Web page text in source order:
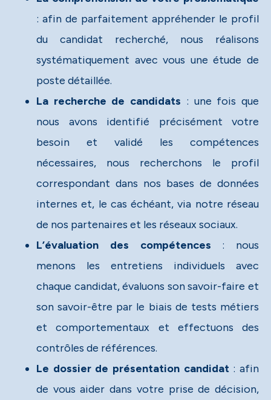
: afin de parfaitement appréhender le profil
du candidat recherché, nous réalisons
systématiquement avec vous une étude de
poste détaillée.​
La recherche de candidats : une fois que
nous avons identifié précisément votre
besoin et validé les compétences
nécessaires, nous recherchons le profil
correspondant dans nos bases de données
internes et, le cas échéant, via notre réseau
de nos partenaires et les réseaux sociaux.​
L’évaluation des compétences : nous
menons les entretiens individuels avec
chaque candidat, évaluons son savoir-faire et
son savoir-être par le biais de tests métiers
et comportementaux et effectuons des
contrôles de références.​
Le dossier de présentation candidat: afin
de vous aider dans votre prise de décision,